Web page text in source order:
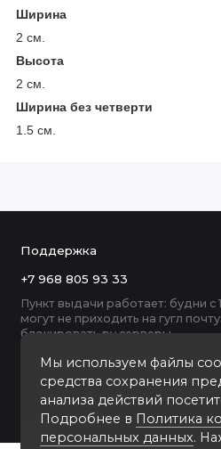
Ширина
2 см.
Высота
2 см.
Ширина без четверти
1.5 см.
Мы используем файлы
средства сохранения
анализа действий
Подробнее в Политика
персональных данных.
Поддержка
+7 968 805 93 33
Пункт выдачи работает: будни с
могут не приходить на гугл
блокировать ру серверы